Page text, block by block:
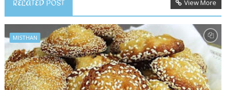
RELATED POST View More
MISTHAN